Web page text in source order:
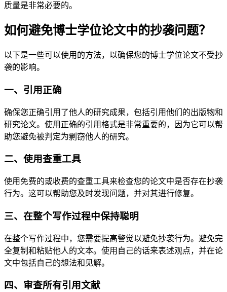
质量是非常必要的。
如何避免博士学位论文中的抄袭问题？
以下是一些可以使用的方法，以确保您的博士学位论文不受抄
袭的影响。
一、引用正确
确保您正确引用了他人的研究成果，包括引用他们的出版物和
研究论文。使用正确的引用格式是非常重要的，因为它可以帮
助您避免被判定为剽窃他人的研究。
二、使用查重工具
使用免费的或收费的查重工具来检查您的论文中是否存在抄袭
行为。这可以帮助您及时发现问题，并对其进行修复。
三、在整个写作过程中保持聪明
在整个写作过程中，您需要提高警觉以避免抄袭行为。避免完
全复制和粘贴他人的文本。使用自己的话来表述观点，并在论
文中包括自己的想法和见解。
四、审查所有引用文献